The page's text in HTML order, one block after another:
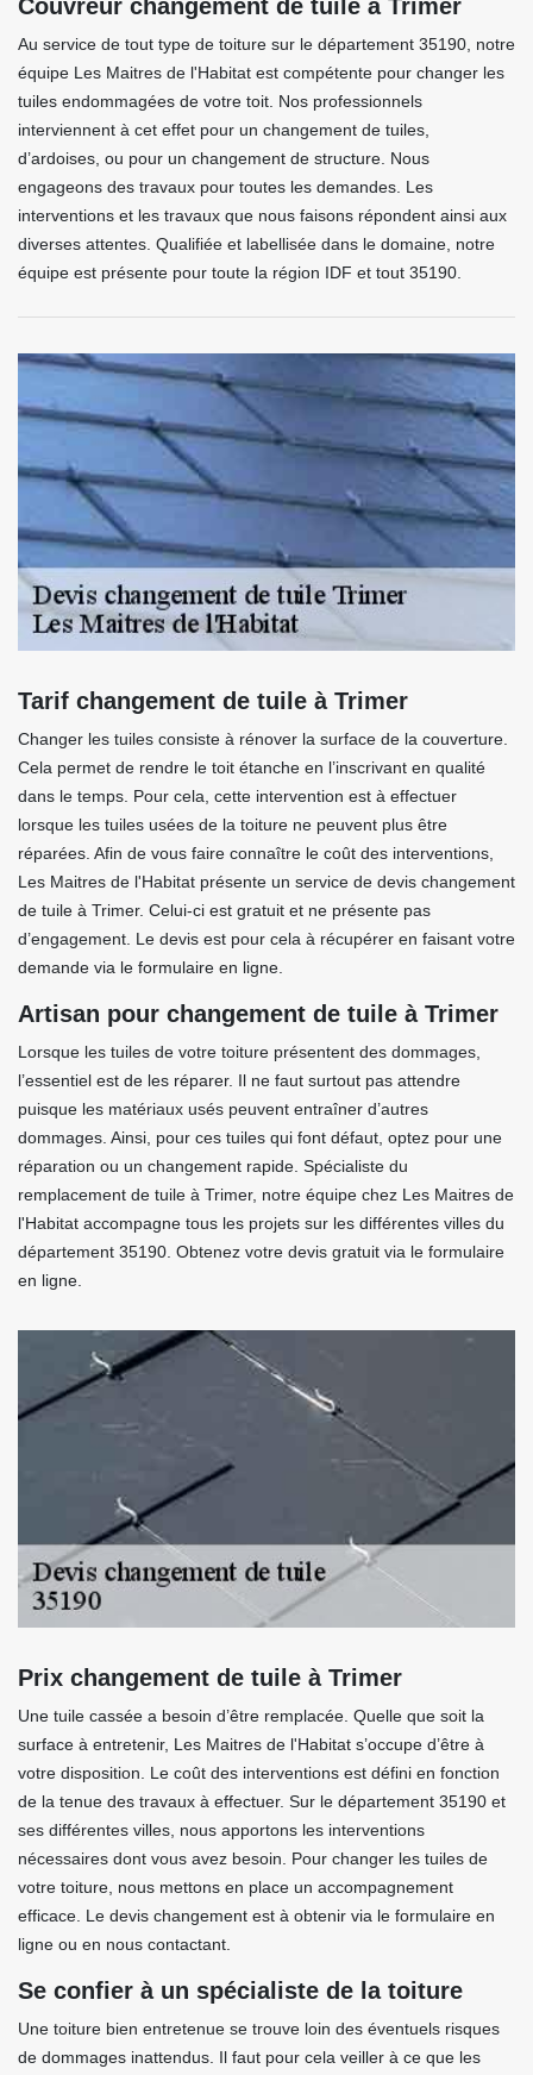
Couvreur changement de tuile à Trimer
Au service de tout type de toiture sur le département 35190, notre
équipe Les Maitres de l'Habitat est compétente pour changer les
tuiles endommagées de votre toit. Nos professionnels
interviennent à cet effet pour un changement de tuiles,
d’ardoises, ou pour un changement de structure. Nous
engageons des travaux pour toutes les demandes. Les
interventions et les travaux que nous faisons répondent ainsi aux
diverses attentes. Qualifiée et labellisée dans le domaine, notre
équipe est présente pour toute la région IDF et tout 35190.
Tarif changement de tuile à Trimer
Changer les tuiles consiste à rénover la surface de la couverture.
Cela permet de rendre le toit étanche en l’inscrivant en qualité
dans le temps. Pour cela, cette intervention est à effectuer
lorsque les tuiles usées de la toiture ne peuvent plus être
réparées. Afin de vous faire connaître le coût des interventions,
Les Maitres de l'Habitat présente un service de devis changement
de tuile à Trimer. Celui-ci est gratuit et ne présente pas
d’engagement. Le devis est pour cela à récupérer en faisant votre
demande via le formulaire en ligne.
Artisan pour changement de tuile à Trimer
Lorsque les tuiles de votre toiture présentent des dommages,
l’essentiel est de les réparer. Il ne faut surtout pas attendre
puisque les matériaux usés peuvent entraîner d’autres
dommages. Ainsi, pour ces tuiles qui font défaut, optez pour une
réparation ou un changement rapide. Spécialiste du
remplacement de tuile à Trimer, notre équipe chez Les Maitres de
l'Habitat accompagne tous les projets sur les différentes villes du
département 35190. Obtenez votre devis gratuit via le formulaire
en ligne.
Prix changement de tuile à Trimer
Une tuile cassée a besoin d’être remplacée. Quelle que soit la
surface à entretenir, Les Maitres de l'Habitat s’occupe d’être à
votre disposition. Le coût des interventions est défini en fonction
de la tenue des travaux à effectuer. Sur le département 35190 et
ses différentes villes, nous apportons les interventions
nécessaires dont vous avez besoin. Pour changer les tuiles de
votre toiture, nous mettons en place un accompagnement
efficace. Le devis changement est à obtenir via le formulaire en
ligne ou en nous contactant.
Se confier à un spécialiste de la toiture
Une toiture bien entretenue se trouve loin des éventuels risques
de dommages inattendus. Il faut pour cela veiller à ce que les